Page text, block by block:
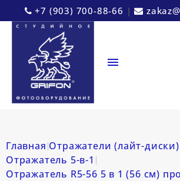
+7 (903) 700-88-66 |

Главная Отражатели (лайт-диски)
Отражатель 5-в-1
Отражатель R5-56 5 в 1 (56 см)